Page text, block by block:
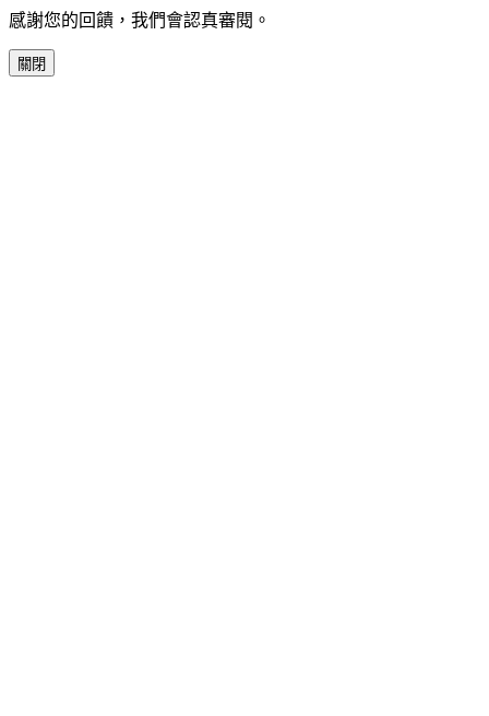
感謝您的回饋，我們會認真審閱。
關閉